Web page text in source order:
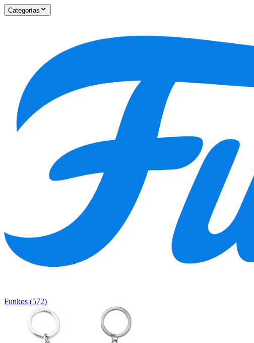
Categorías
Funkos (572)